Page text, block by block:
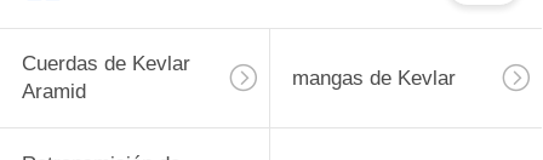
Cuerdas de Kevlar
Aramid
mangas de Kevlar